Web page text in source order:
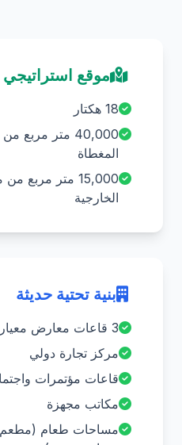
موقع استراتيجي
18 هكتار
40,000 متر
المغطاة
15,000 متر
الخارجية
بنية تحتية حديثة
3 قاعات معارض معيارية
مركز تجارة دولي
قاعات مؤتمرات
مكاتب مجهزة